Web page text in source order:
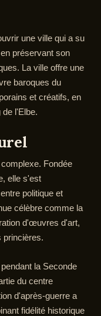
une ville qui a su
préservant son
La ville offre une
baroques du
et créatifs, en
de l'Elbe.
Fondée
elle s'est
politique et
célèbre comme la
d'œuvres d'art,
princières.
la Seconde
du centre
d'après-guerre a
fidélité historique